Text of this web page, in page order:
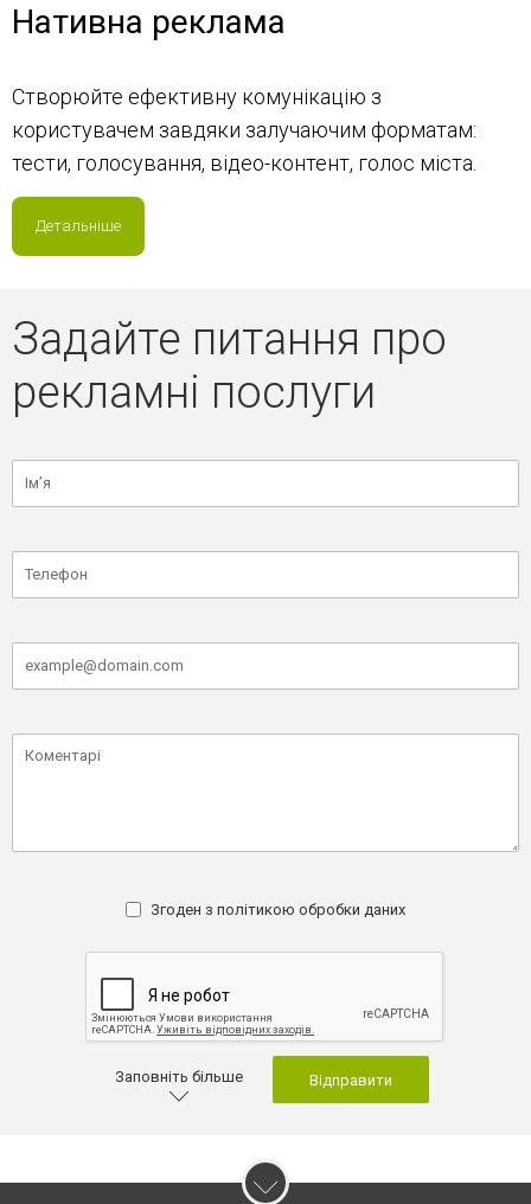
Нативна реклама
Створюйте ефективну комунікацію з
користувачем завдяки залучаючим форматам:
тести, голосування, відео-контент, голос міста.
Детальніше
Задайте питання про
рекламні послуги
Згоден з політикою обробки даних
Заповніть більше Відправити